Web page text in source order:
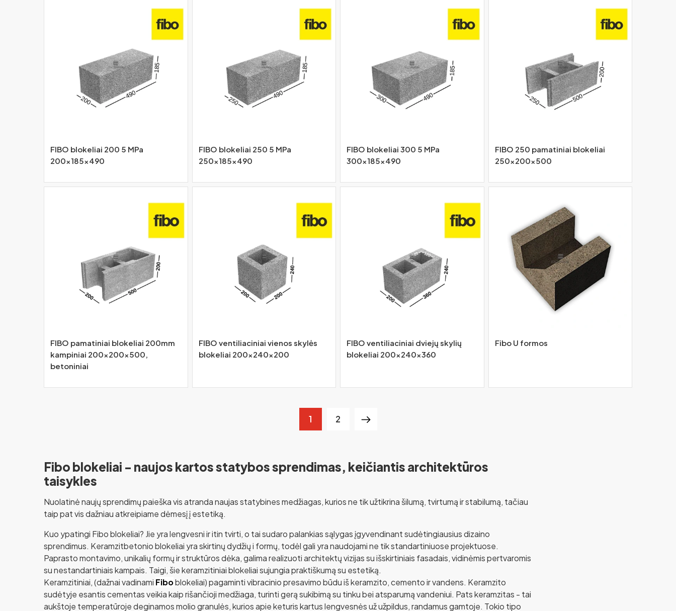
FIBO blokeliai 200 5 MPa
200x185x490
FIBO blokeliai 250 5 MPa
250x185x490
FIBO blokeliai 300 5 MPa
300x185x490
FIBO 250 pamatiniai blokeliai
250x200x500
FIBO pamatiniai blokeliai 200mm
kampiniai 200x200x500,
betoniniai
FIBO ventiliaciniai vienos skylės
blokeliai 200x240x200
FIBO ventiliaciniai dviejų skylių
blokeliai 200x240x360
Fibo U formos
1 2
Fibo blokeliai - naujos kartos statybos sprendimas, keičiantis architektūros
taisykles
Nuolatinė naujų sprendimų paieška vis atranda naujas statybines medžiagas, kurios ne tik užtikrina šilumą, tvirtumą ir stabilumą, tačiau
taip pat vis dažniau atkreipiame dėmesį į estetiką.
Kuo ypatingi Fibo blokeliai? Jie yra lengvesni ir itin tvirti, o tai sudaro palankias sąlygas įgyvendinant sudėtingiausius dizaino
sprendimus. Keramzitbetonio blokeliai yra skirtinų dydžių i formų, todėl gali yra naudojami ne tik standartiniuose projektuose.
Paprasto montavimo, unikalių formų ir struktūros dėka, galima realizuoti architektų vizijas su išskirtiniais fasadais, vidinėmis pertvaromis
su nestandartiniais kampais. Taigi, šie keramzitiniai blokeliai sujungia praktiškumą su estetiką.
Keramzitiniai, (dažnai vadinami Fiboblokeliai) pagaminti vibracinio presavimo būdu iš keramzito, cemento ir vandens. Keramzito
sudėtyje esantis cementas veikia kaip rišančioji medžiaga, turinti gerą sukibimą su tinku bei atsparumą vandeniui. Pats keramzitas - tai
aukštoje temperatūroje deginamos molio granulės, kurios apie keturis kartus lengvesnės už užpildus, randamus gamtoje. Tokio tipo